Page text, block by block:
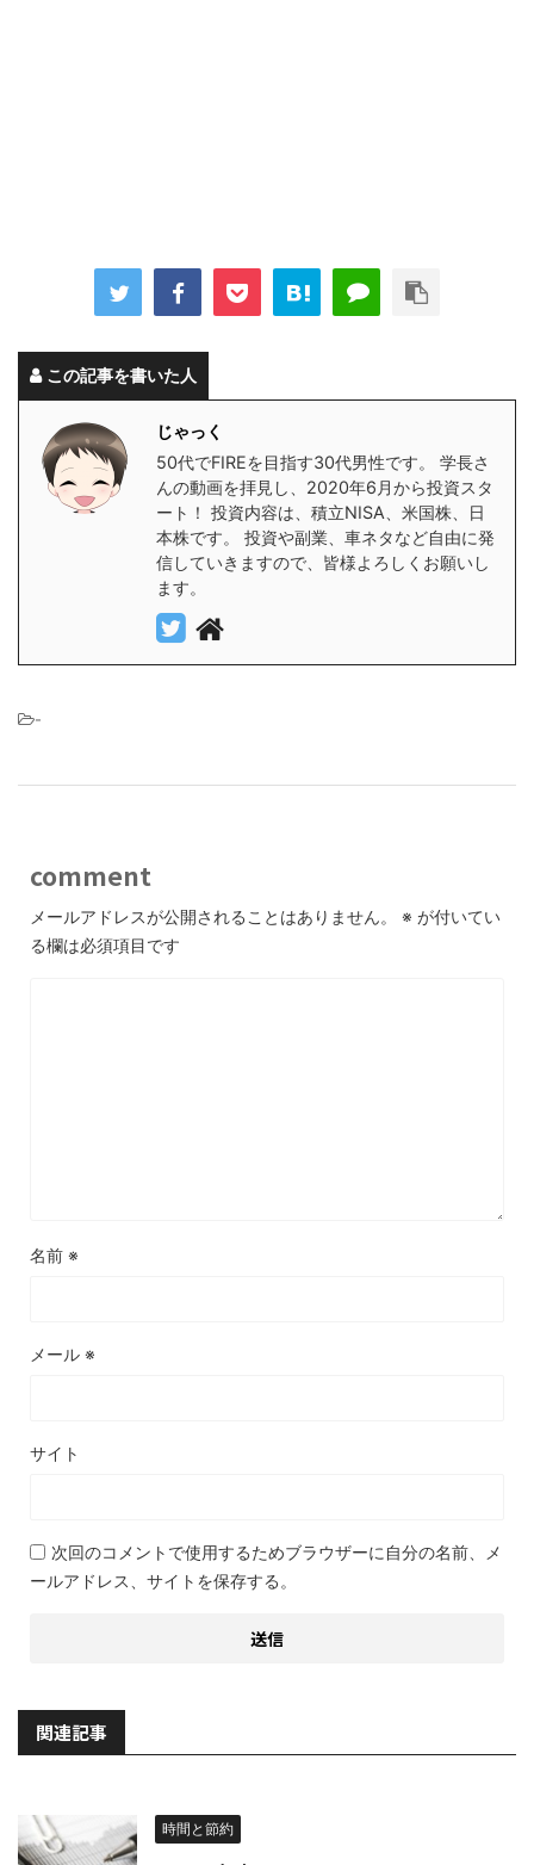
この記事を書いた人
じゃっく
50代でFIREを目指す30代男性です。 学長さ
んの動画を拝見し、2020年6月から投資スタ
ート！ 投資内容は、積立NISA、米国株、日
本株です。 投資や副業、車ネタなど自由に発
信していきますので、皆様よろしくお願いし
ます。
-
comment
メールアドレスが公開されることはありません。 ※ が付いてい
る欄は必須項目です
名前 ※
メール ※
サイト
次回のコメントで使用するためブラウザーに自分の名前、メ
ールアドレス、サイトを保存する。
関連記事
時間と節約